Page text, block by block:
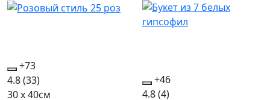
+73
4.8(33)
30 x 40см
+46
4.8(4)